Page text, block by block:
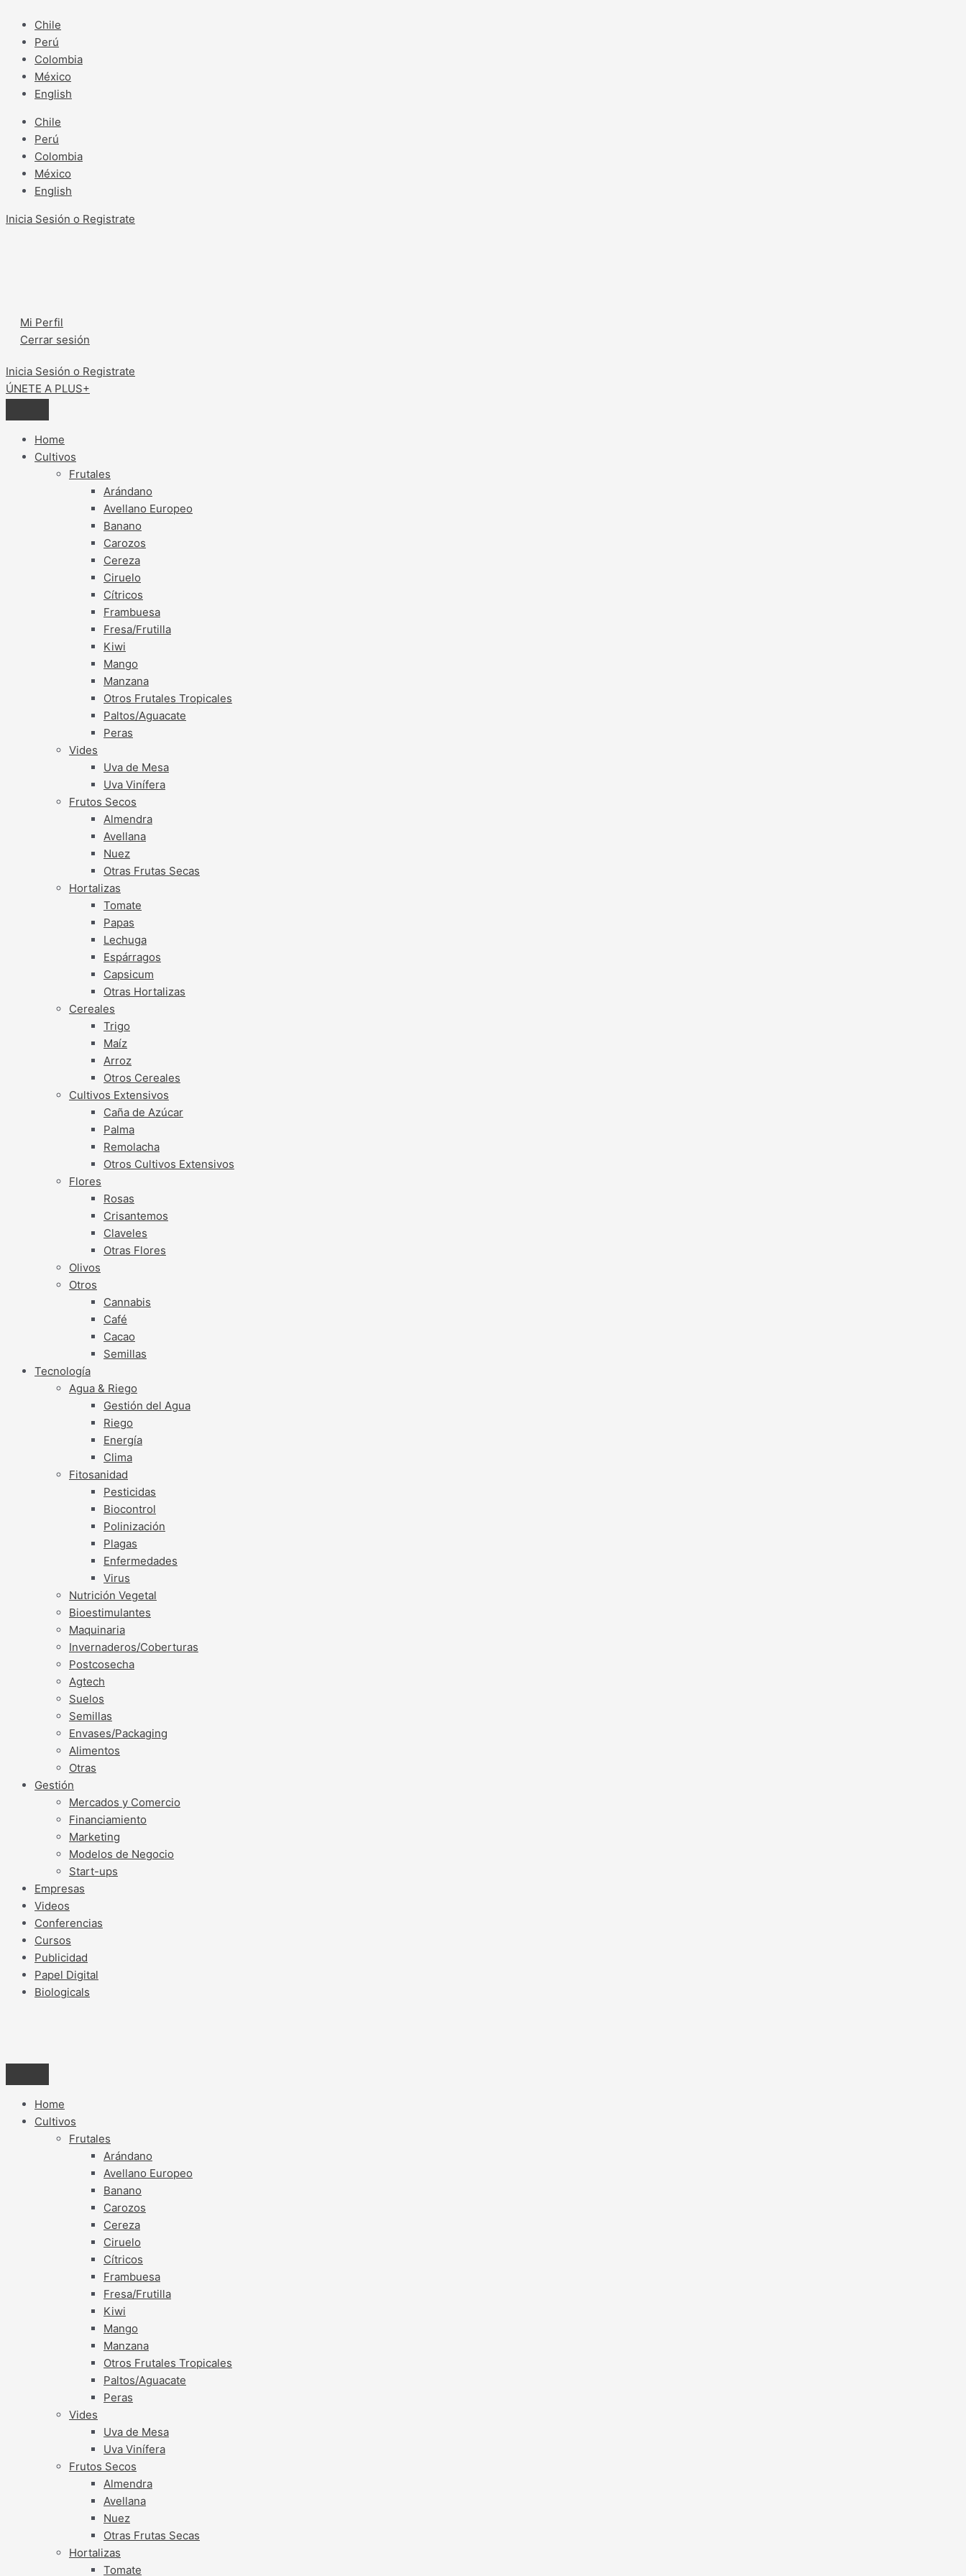
contenido
Chile
Perú
Colombia
México
English
Chile
Perú
Colombia
México
English
Inicia Sesión o Registrate
Mi Perfil
Cerrar sesión
Inicia Sesión o Registrate
ÚNETE A PLUS+
Home
Cultivos
Frutales
Arándano
Avellano Europeo
Banano
Carozos
Cereza
Ciruelo
Cítricos
Frambuesa
Fresa/Frutilla
Kiwi
Mango
Manzana
Otros Frutales Tropicales
Paltos/Aguacate
Peras
Vides
Uva de Mesa
Uva Vinífera
Frutos Secos
Almendra
Avellana
Nuez
Otras Frutas Secas
Hortalizas
Tomate
Papas
Lechuga
Espárragos
Capsicum
Otras Hortalizas
Cereales
Trigo
Maíz
Arroz
Otros Cereales
Cultivos Extensivos
Caña de Azúcar
Palma
Remolacha
Otros Cultivos Extensivos
Flores
Rosas
Crisantemos
Claveles
Otras Flores
Olivos
Otros
Cannabis
Café
Cacao
Semillas
Tecnología
Agua & Riego
Gestión del Agua
Riego
Energía
Clima
Fitosanidad
Pesticidas
Biocontrol
Polinización
Plagas
Enfermedades
Virus
Nutrición Vegetal
Bioestimulantes
Maquinaria
Invernaderos/Coberturas
Postcosecha
Agtech
Suelos
Semillas
Envases/Packaging
Alimentos
Otras
Gestión
Mercados y Comercio
Financiamiento
Marketing
Modelos de Negocio
Start-ups
Empresas
Videos
Conferencias
Cursos
Publicidad
Papel Digital
Biologicals
Home
Cultivos
Frutales
Arándano
Avellano Europeo
Banano
Carozos
Cereza
Ciruelo
Cítricos
Frambuesa
Fresa/Frutilla
Kiwi
Mango
Manzana
Otros Frutales Tropicales
Paltos/Aguacate
Peras
Vides
Uva de Mesa
Uva Vinífera
Frutos Secos
Almendra
Avellana
Nuez
Otras Frutas Secas
Hortalizas
Tomate